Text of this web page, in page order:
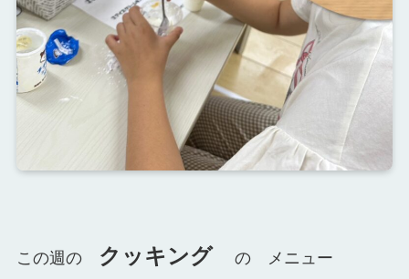
この週の クッキング
の メニュー